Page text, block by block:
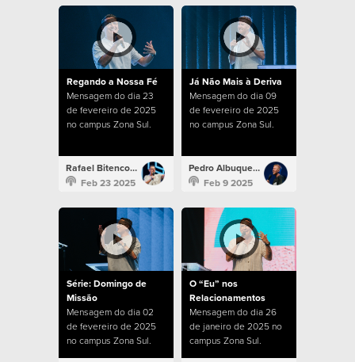
Regando a Nossa Fé
Mensagem do dia 23
de fevereiro de 2025
no campus Zona Sul.
Rafael Bitencourt
Feb 23 2025
Já Não Mais à Deriva
Mensagem do dia 09
de fevereiro de 2025
no campus Zona Sul.
Pedro Albuquerque
Feb 9 2025
Série: Domingo de
Missão
Mensagem do dia 02
de fevereiro de 2025
no campus Zona Sul.
O “Eu” nos
Relacionamentos
Mensagem do dia 26
de janeiro de 2025 no
campus Zona Sul.